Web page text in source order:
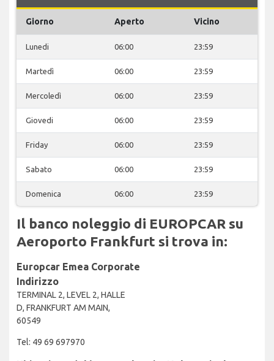
Giorno Aperto Vicino
Lunedi 06:00 23:59
Martedì 06:00 23:59
Mercoledì 06:00 23:59
Giovedi 06:00 23:59
Friday 06:00 23:59
Sabato 06:00 23:59
Domenica 06:00 23:59
Il banco noleggio di EUROPCAR su
Aeroporto Frankfurt si trova in:
Europcar Emea Corporate
Indirizzo
TERMINAL 2, LEVEL 2, HALLE
D, FRANKFURT AM MAIN,
60549
Tel: 49 69 697970